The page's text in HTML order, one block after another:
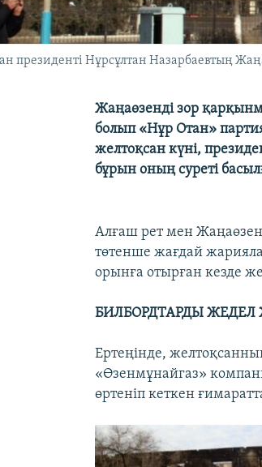
президенті Нұрсұлтан Назарбаевтың
Жаңаөзенді зор
болып «Нұр Отан»
желтоқсан күні,
бұрын оның суреті
Алғаш рет мен
төтенше жағдай
орынға отырған кезде
БИЛБОРДТАРДЫ
Ертеңінде, желтоқсанның
«Өзенмұнайгаз»
өртеніп кеткен